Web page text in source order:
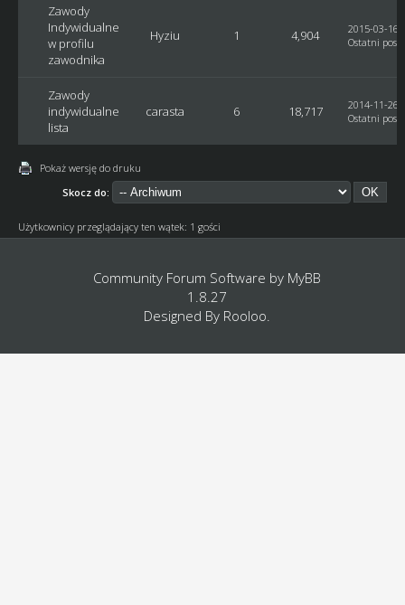
Zawody
Indywidualne
w profilu
zawodnika
Hyziu 1 4,904
2015-03-16,
Ostatni post
Zawody
indywidualne
lista
carasta 6 18,717
2014-11-26,
Ostatni post
Pokaż wersję do druku
Skocz do:
Użytkownicy przeglądający ten wątek: 1 gości
Community Forum Software by MyBB
1.8.27
Designed By Rooloo.